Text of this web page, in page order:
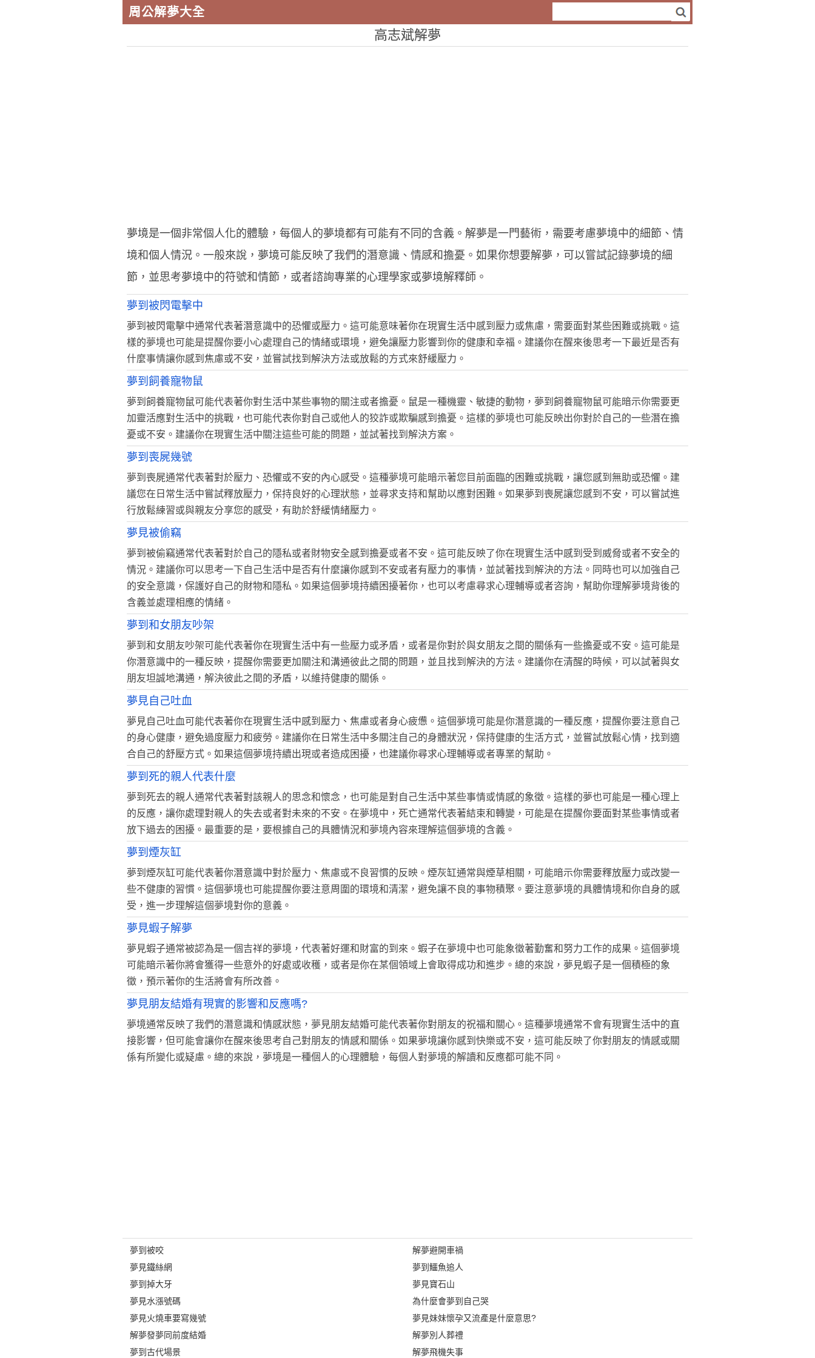
周公解夢大全
高志斌解夢
夢境是一個非常個人化的體驗，每個人的夢境都有可能有不同的含義。解夢是一門藝術，需要考慮夢境中的細節、情
境和個人情況。一般來說，夢境可能反映了我們的潛意識、情感和擔憂。如果你想要解夢，可以嘗試記錄夢境的細
節，並思考夢境中的符號和情節，或者諮詢專業的心理學家或夢境解釋師。
夢到被閃電擊中
夢到被閃電擊中通常代表著潛意識中的恐懼或壓力。這可能意味著你在現實生活中感到壓力或焦慮，需要面對某些困難或挑戰。這
樣的夢境也可能是提醒你要小心處理自己的情緒或環境，避免讓壓力影響到你的健康和幸福。建議你在醒來後思考一下最近是否有
什麼事情讓你感到焦慮或不安，並嘗試找到解決方法或放鬆的方式來舒緩壓力。
夢到飼養寵物鼠
夢到飼養寵物鼠可能代表著你對生活中某些事物的關注或者擔憂。鼠是一種機靈、敏捷的動物，夢到飼養寵物鼠可能暗示你需要更
加靈活應對生活中的挑戰，也可能代表你對自己或他人的狡詐或欺騙感到擔憂。這樣的夢境也可能反映出你對於自己的一些潛在擔
憂或不安。建議你在現實生活中關注這些可能的問題，並試著找到解決方案。
夢到喪屍幾號
夢到喪屍通常代表著對於壓力、恐懼或不安的內心感受。這種夢境可能暗示著您目前面臨的困難或挑戰，讓您感到無助或恐懼。建
議您在日常生活中嘗試釋放壓力，保持良好的心理狀態，並尋求支持和幫助以應對困難。如果夢到喪屍讓您感到不安，可以嘗試進
行放鬆練習或與親友分享您的感受，有助於舒緩情緒壓力。
夢見被偷竊
夢到被偷竊通常代表著對於自己的隱私或者財物安全感到擔憂或者不安。這可能反映了你在現實生活中感到受到威脅或者不安全的
情況。建議你可以思考一下自己生活中是否有什麼讓你感到不安或者有壓力的事情，並試著找到解決的方法。同時也可以加強自己
的安全意識，保護好自己的財物和隱私。如果這個夢境持續困擾著你，也可以考慮尋求心理輔導或者咨詢，幫助你理解夢境背後的
含義並處理相應的情緒。
夢到和女朋友吵架
夢到和女朋友吵架可能代表著你在現實生活中有一些壓力或矛盾，或者是你對於與女朋友之間的關係有一些擔憂或不安。這可能是
你潛意識中的一種反映，提醒你需要更加關注和溝通彼此之間的問題，並且找到解決的方法。建議你在清醒的時候，可以試著與女
朋友坦誠地溝通，解決彼此之間的矛盾，以維持健康的關係。
夢見自己吐血
夢見自己吐血可能代表著你在現實生活中感到壓力、焦慮或者身心疲憊。這個夢境可能是你潛意識的一種反應，提醒你要注意自己
的身心健康，避免過度壓力和疲勞。建議你在日常生活中多關注自己的身體狀況，保持健康的生活方式，並嘗試放鬆心情，找到適
合自己的舒壓方式。如果這個夢境持續出現或者造成困擾，也建議你尋求心理輔導或者專業的幫助。
夢到死的親人代表什麼
夢到死去的親人通常代表著對該親人的思念和懷念，也可能是對自己生活中某些事情或情感的象徵。這樣的夢也可能是一種心理上
的反應，讓你處理對親人的失去或者對未來的不安。在夢境中，死亡通常代表著結束和轉變，可能是在提醒你要面對某些事情或者
放下過去的困擾。最重要的是，要根據自己的具體情況和夢境內容來理解這個夢境的含義。
夢到煙灰缸
夢到煙灰缸可能代表著你潛意識中對於壓力、焦慮或不良習慣的反映。煙灰缸通常與煙草相關，可能暗示你需要釋放壓力或改變一
些不健康的習慣。這個夢境也可能提醒你要注意周圍的環境和清潔，避免讓不良的事物積聚。要注意夢境的具體情境和你自身的感
受，進一步理解這個夢境對你的意義。
夢見蝦子解夢
夢見蝦子通常被認為是一個吉祥的夢境，代表著好運和財富的到來。蝦子在夢境中也可能象徵著勤奮和努力工作的成果。這個夢境
可能暗示著你將會獲得一些意外的好處或收穫，或者是你在某個領域上會取得成功和進步。總的來說，夢見蝦子是一個積極的象
徵，預示著你的生活將會有所改善。
夢見朋友結婚有現實的影響和反應嗎?
夢境通常反映了我們的潛意識和情感狀態，夢見朋友結婚可能代表著你對朋友的祝福和關心。這種夢境通常不會有現實生活中的直
接影響，但可能會讓你在醒來後思考自己對朋友的情感和關係。如果夢境讓你感到快樂或不安，這可能反映了你對朋友的情感或關
係有所變化或疑慮。總的來說，夢境是一種個人的心理體驗，每個人對夢境的解讀和反應都可能不同。
夢到被咬
夢見鐵絲網
夢到掉大牙
夢見水漲號碼
夢見火燒車要寫幾號
解夢發夢同前度結婚
夢到古代場景
解夢避開車禍
夢到鱷魚追人
夢見寶石山
為什麼會夢到自己哭
夢見妹妹懷孕又流產是什麼意思?
解夢別人葬禮
解夢飛機失事